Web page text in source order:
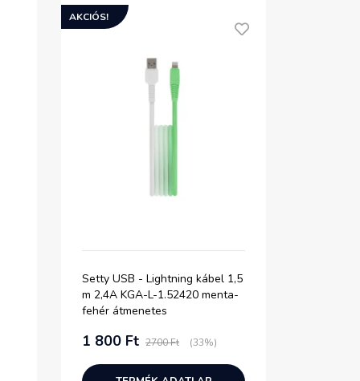
AKCIÓS!
Setty USB - Lightning kábel 1,5
m 2,4A KGA-L-1.52420 menta-
fehér átmenetes
1 800 Ft 2700 Ft (33%)